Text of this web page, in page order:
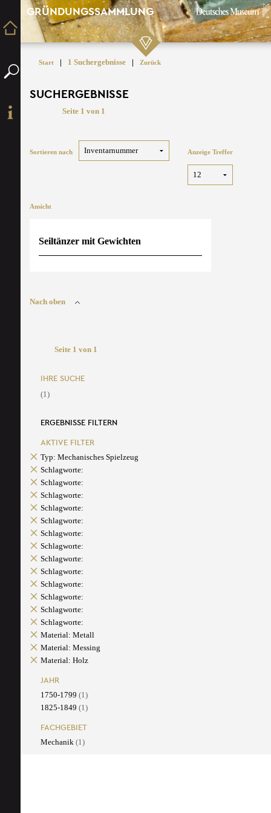
GRÜNDUNGSSAMMLUNG
Start | 1 Suchergebnisse | Zurück
SUCHERGEBNISSE
Seite 1 von 1
Sortieren nach Anzeige Treffer
Ansicht
Seiltänzer mit Gewichten
Nach oben
Seite 1 von 1
IHRE SUCHE
(1)
ERGEBNISSE FILTERN
AKTIVE FILTER
Typ: Mechanisches Spielzeug
Schlagworte:
Schlagworte:
Schlagworte:
Schlagworte:
Schlagworte:
Schlagworte:
Schlagworte:
Schlagworte:
Schlagworte:
Schlagworte:
Schlagworte:
Schlagworte:
Schlagworte:
Material: Metall
Material: Messing
Material: Holz
JAHR
1750-1799 (1)
1825-1849 (1)
FACHGEBIET
Mechanik (1)